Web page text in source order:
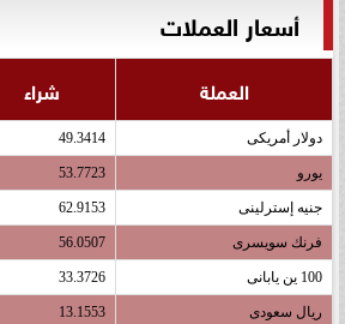
أسعار العملات
العملة شراء
دولار أمريكى 49.3414
يورو 53.7723
جنيه إسترلينى 62.9153
فرنك سويسرى 56.0507
100 ين يابانى 33.3726
ريال سعودى 13.1553